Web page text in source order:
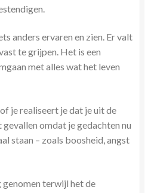
anders ervaren en zien. Er valt
te grijpen. Het is een
met alles wat het leven
je realiseert je dat je uit de
omdat je gedachten nu
staan – zoals boosheid, angst
genomen terwijl het de